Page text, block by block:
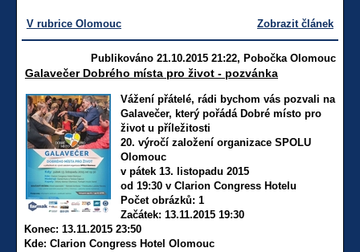
V rubrice Olomouc Zobrazit článek
Publikováno 21.10.2015 21:22, Pobočka Olomouc
Galavečer Dobrého místa pro život - pozvánka
Vážení přátelé, rádi bychom vás pozvali na
Galavečer, který pořádá Dobré místo pro
život u příležitosti
20. výročí založení organizace SPOLU
Olomouc
v pátek 13. listopadu 2015
od 19:30 v Clarion Congress Hotelu
Počet obrázků: 1
Začátek: 13.11.2015 19:30
Konec: 13.11.2015 23:50
Kde: Clarion Congress Hotel Olomouc